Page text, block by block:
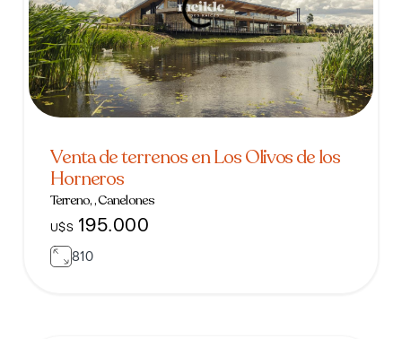
Venta de terrenos en Los Olivos de los
Horneros
Terreno, , Canelones
U$S 195.000
810